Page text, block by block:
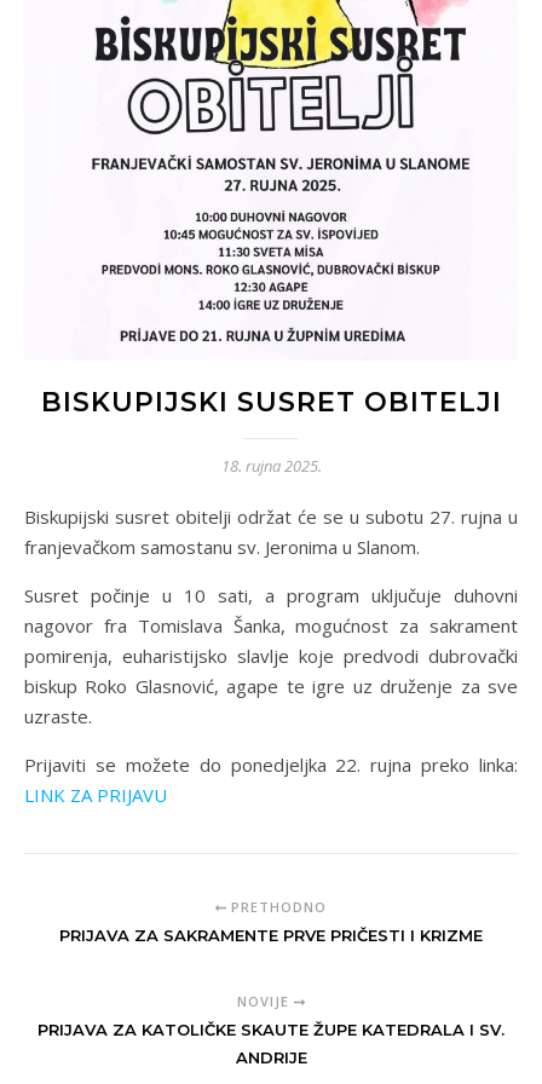
BISKUPIJSKI SUSRET OBITELJI
18. rujna 2025.
Biskupijski susret obitelji održat će se u subotu 27. rujna u
franjevačkom samostanu sv. Jeronima u Slanom.
Susret počinje u 10 sati, a program uključuje duhovni
nagovor fra Tomislava Šanka, mogućnost za sakrament
pomirenja, euharistijsko slavlje koje predvodi dubrovački
biskup Roko Glasnović, agape te igre uz druženje za sve
uzraste.
Prijaviti se možete do ponedjeljka 22. rujna preko linka:
LINK ZA PRIJAVU
PRETHODNO
PRIJAVA ZA SAKRAMENTE PRVE PRIČESTI I KRIZME
NOVIJE
PRIJAVA ZA KATOLIČKE SKAUTE ŽUPE KATEDRALA I SV.
ANDRIJE